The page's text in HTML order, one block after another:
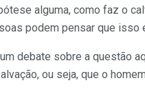
alguma, como faz o
podem pensar que isso
debate sobre a questão
ou seja, que o